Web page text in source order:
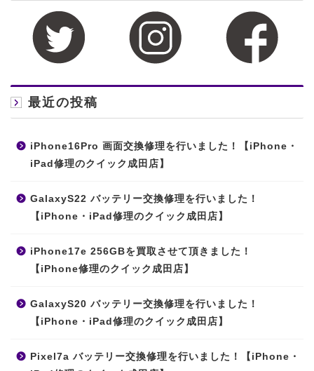
最近の投稿
iPhone16Pro 画面交換修理を行いました！【iPhone・
iPad修理のクイック成田店】
GalaxyS22 バッテリー交換修理を行いました！
【iPhone・iPad修理のクイック成田店】
iPhone17e 256GBを買取させて頂きました！
【iPhone修理のクイック成田店】
GalaxyS20 バッテリー交換修理を行いました！
【iPhone・iPad修理のクイック成田店】
Pixel7a バッテリー交換修理を行いました！【iPhone・